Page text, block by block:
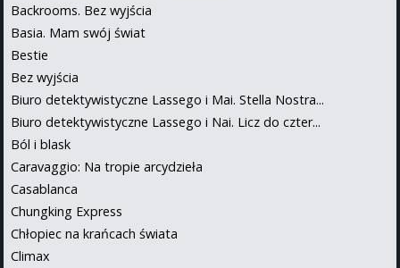
Backrooms. Bez wyjścia
Basia. Mam swój świat
Bestie
Bez wyjścia
Biuro detektywistyczne Lassego i Mai. Stella Nostra...
Biuro detektywistyczne Lassego i Nai. Licz do czter...
Ból i blask
Caravaggio: Na tropie arcydzieła
Casablanca
Chungking Express
Chłopiec na krańcach świata
Climax